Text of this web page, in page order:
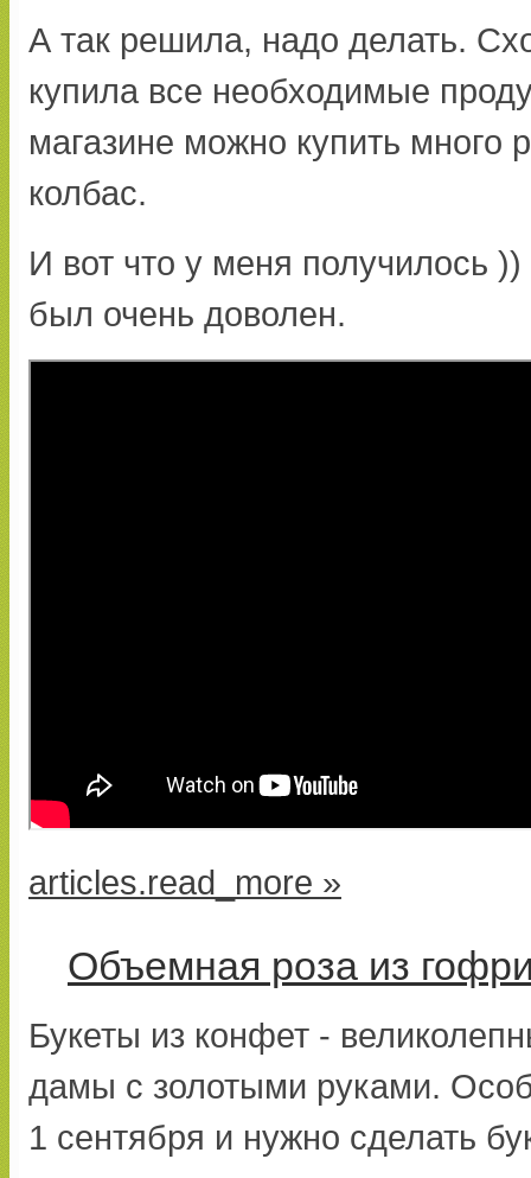
А так решила, надо делать.
купила все необходимые
магазине можно купить много
колбас.
И вот что у меня получилось
был очень доволен.
articles.read_more »
Объемная роза из
Букеты из конфет -
дамы с золотыми руками.
1 сентября и нужно сделать